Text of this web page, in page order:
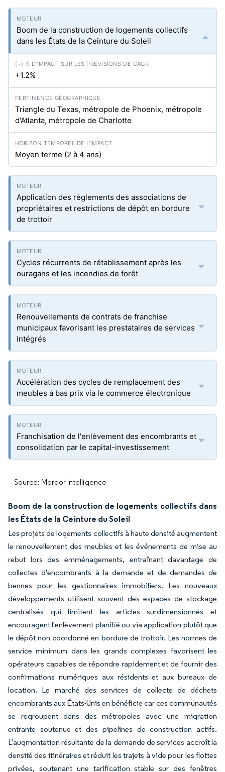
Boom de la construction de logements collectifs
dans les États de la Ceinture du Soleil
+1.2%
Triangle du Texas, métropole de Phoenix, métropole
d'Atlanta, métropole de Charlotte
Moyen terme (2 à 4 ans)
Application des règlements des associations de
propriétaires et restrictions de dépôt en bordure
de trottoir
Cycles récurrents de rétablissement après les
ouragans et les incendies de forêt
Renouvellements de contrats de franchise
municipaux favorisant les prestataires de services
intégrés
Accélération des cycles de remplacement des
meubles à bas prix via le commerce électronique
Franchisation de l'enlèvement des encombrants et
consolidation par le capital-investissement
Source: Mordor Intelligence
Boom de la construction de logements collectifs dans
les États de la Ceinture du Soleil
Les projets de logements collectifs à haute densité augmentent
le renouvellement des meubles et les événements de mise au
rebut lors des emménagements, entraînant davantage de
collectes d'encombrants à la demande et de demandes de
bennes pour les gestionnaires immobiliers. Les nouveaux
développements utilisent souvent des espaces de stockage
centralisés qui limitent les articles surdimensionnés et
encouragent l'enlèvement planifié ou via application plutôt que
le dépôt non coordonné en bordure de trottoir. Les normes de
service minimum dans les grands complexes favorisent les
opérateurs capables de répondre rapidement et de fournir des
confirmations numériques aux résidents et aux bureaux de
location. Le marché des services de collecte de déchets
encombrants aux États-Unis en bénéficie car ces communautés
se regroupent dans des métropoles avec une migration
entrante soutenue et des pipelines de construction actifs.
L'augmentation résultante de la demande de services accroît la
densité des itinéraires et réduit les trajets à vide pour les flottes
privées, soutenant une tarification stable sur des fenêtres